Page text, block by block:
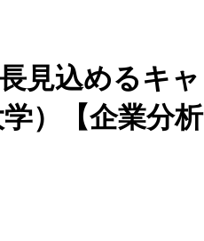
見込めるキャ
）【企業分析